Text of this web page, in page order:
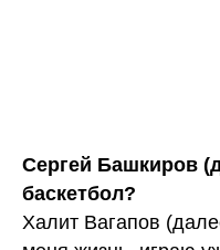
Сергей Башкиров
баскетбол?
Халит Вагапов